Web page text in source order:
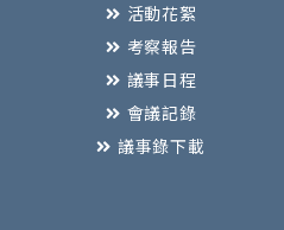
活動花絮
考察報告
議事日程
會議記錄
議事錄下載